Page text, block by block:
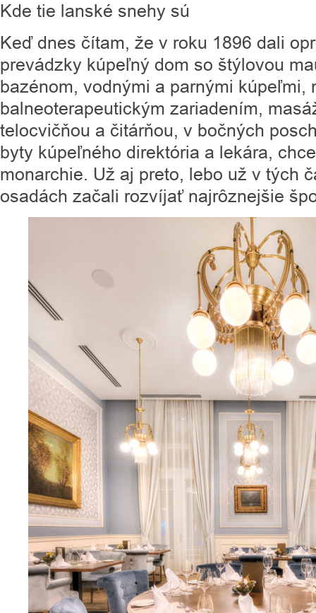
Kde tie lanské snehy sú
Keď dnes čítam, že v roku 1896 dali
prevádzky kúpeľný dom so štýlovou
bazénom, vodnými a parnými kúpeľmi,
balneoterapeutickým zariadením,
telocvičňou a čitárňou, v bočných
byty kúpeľného direktória a lekára,
monarchie. Už aj preto, lebo už v tých
osadách začali rozvíjať najrôznejšie